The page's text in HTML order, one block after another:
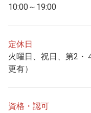
10:00～19:00
定休日
火曜日、祝日、第2・
更有）
資格・認可